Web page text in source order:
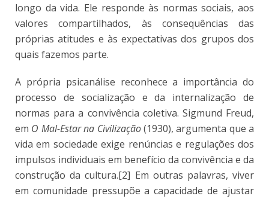
longo da vida. Ele responde às normas sociais, aos
valores compartilhados, às consequências das
próprias atitudes e às expectativas dos grupos dos
quais fazemos parte.
A própria psicanálise reconhece a importância do
processo de socialização e da internalização de
normas para a convivência coletiva. Sigmund Freud,
em O Mal-Estar na Civilização(1930), argumenta que a
vida em sociedade exige renúncias e regulações dos
impulsos individuais em benefício da convivência e da
construção da cultura.[2] Em outras palavras, viver
em comunidade pressupõe a capacidade de ajustar